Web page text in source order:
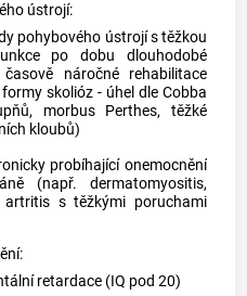
ústrojí:
pohybového ústrojí s těžkou
po dobu dlouhodobé
náročné rehabilitace
skolióz - úhel dle Cobba
morbus Perthes, těžké
kloubů)
probíhající onemocnění
(např. dermatomyositis,
artritis s těžkými poruchami
retardace (IQ pod 20)